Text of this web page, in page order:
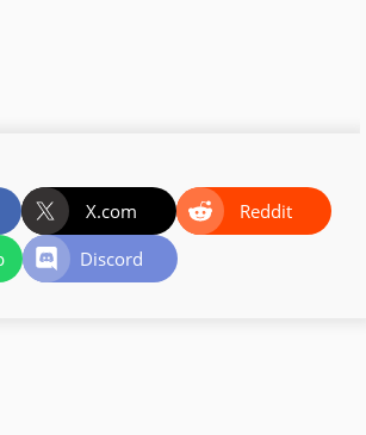
X.com
Reddit
Discord